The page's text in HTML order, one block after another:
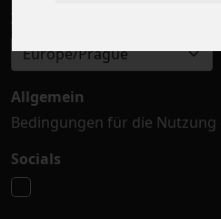
Zeitzone auswählen
Europe/Prague
Allgemein
Bedingungen für die Nutzung
Socials